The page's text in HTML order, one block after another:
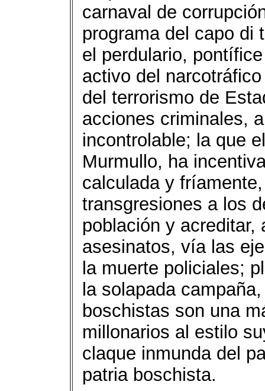
carnaval de
programa del capo di
el perdulario,
activo del
del terrorismo de
acciones criminales,
incontrolable; la que
Murmullo, ha
calculada y
transgresiones a los
población y
asesinatos, vía las
la muerte policiales;
la solapada
boschistas son una
millonarios al estilo
claque inmunda del
patria boschista.